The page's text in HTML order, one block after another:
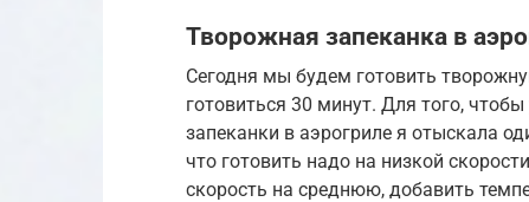
Творожная запеканка в
Сегодня мы будем готовить
готовиться 30 минут. Для того,
запеканки в аэрогриле я отыскала
что готовить надо на низкой
скорость на среднюю, добавить